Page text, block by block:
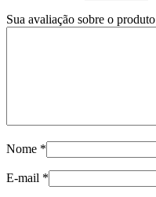
Sua avaliação sobre o produto
Nome *
E-mail *